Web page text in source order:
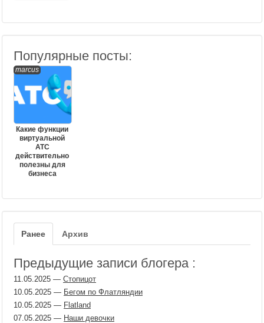
Популярные посты:
marcus
Какие функции
виртуальной
АТС
действительно
полезны для
бизнеса
Ранее Архив
Предыдущие записи блогера :
11.05.2025 — Стопицот
10.05.2025 — Бегом по Флатляндии
10.05.2025 — Flatland
07.05.2025 — Наши девочки